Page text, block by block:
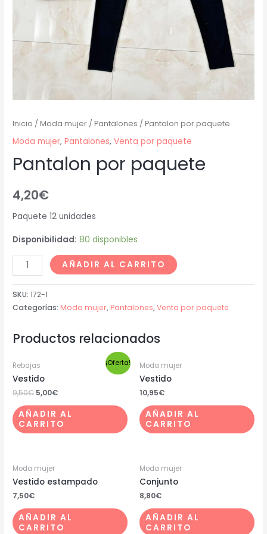
Inicio /Moda mujer /Pantalones / Pantalon por paquete
Moda mujer,Pantalones,Venta por paquete
Pantalon por paquete
4,20€
Paquete 12 unidades
Disponibilidad: 80 disponibles
AÑADIR AL CARRITO
SKU:172-1
Categorías: Moda mujer, Pantalones,Venta por paquete
Productos relacionados
¡Oferta!
Rebajas
Vestido
9,50€ 5,00€
AÑADIR AL
CARRITO
Moda mujer
Vestido
10,95€
AÑADIR AL
CARRITO
Moda mujer
Vestido estampado
7,50€
AÑADIR AL
CARRITO
Moda mujer
Conjunto
8,80€
AÑADIR AL
CARRITO